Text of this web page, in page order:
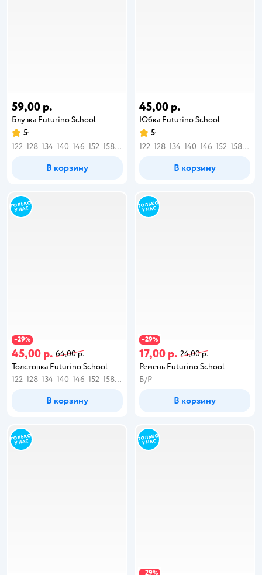
59,00 р.
Блузка Futurino School
5
122 128 134 140 146 152 158 164
В корзину
45,00 р.
Юбка Futurino School
5
122 128 134 140 146 152 158 164
В корзину
−29%
45,00 р. 64,00 р.
Толстовка Futurino School
122 128 134 140 146 152 158 164
В корзину
−29%
17,00 р. 24,00 р.
Ремень Futurino School
Б/Р
В корзину
−29%